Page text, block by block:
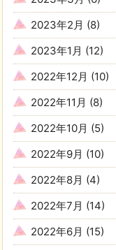
2023年2月 (8)
2023年1月 (12)
2022年12月 (10)
2022年11月 (8)
2022年10月 (5)
2022年9月 (10)
2022年8月 (4)
2022年7月 (14)
2022年6月 (15)